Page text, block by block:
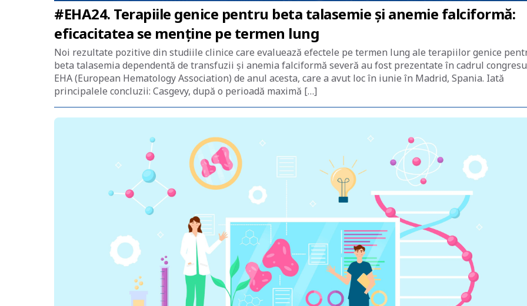
#EHA24. Terapiile genice pentru beta talasemie și anemie falciformă:
eficacitatea se menține pe termen lung
Noi rezultate pozitive din studiile clinice care evaluează efectele pe termen lung ale terapiilor genice
beta talasemia dependentă de transfuzii și anemia falciformă severă au fost prezentate în cadrul
EHA (European Hematology Association) de anul acesta, care a avut loc în iunie în Madrid, Spania. Iată
principalele concluzii: Casgevy, după o perioadă maximă […]